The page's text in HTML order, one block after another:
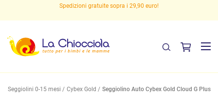
Spedizioni gratuite sopra i 29,90 euro!
Seggiolini 0-15 mesi Cybex Gold Seggiolino Auto Cybex Gold Cloud G Plus